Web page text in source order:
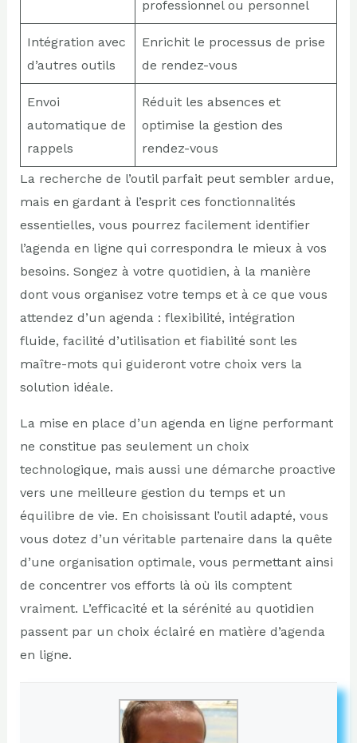
professionnel ou personnel
Intégration avec
d’autres outils
Enrichit le processus de prise
de rendez-vous
Envoi
automatique de
rappels
Réduit les absences et
optimise la gestion des
rendez-vous
La recherche de l’outil parfait peut sembler ardue,
mais en gardant à l’esprit ces fonctionnalités
essentielles, vous pourrez facilement identifier
l’agenda en ligne qui correspondra le mieux à vos
besoins. Songez à votre quotidien, à la manière
dont vous organisez votre temps et à ce que vous
attendez d’un agenda : flexibilité, intégration
fluide, facilité d’utilisation et fiabilité sont les
maître-mots qui guideront votre choix vers la
solution idéale.
La mise en place d’un agenda en ligne performant
ne constitue pas seulement un choix
technologique, mais aussi une démarche proactive
vers une meilleure gestion du temps et un
équilibre de vie. En choisissant l’outil adapté, vous
vous dotez d’un véritable partenaire dans la quête
d’une organisation optimale, vous permettant ainsi
de concentrer vos efforts là où ils comptent
vraiment. L’efficacité et la sérénité au quotidien
passent par un choix éclairé en matière d’agenda
en ligne.